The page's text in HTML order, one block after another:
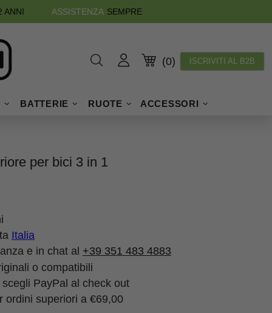
ANNI ASSISTENZA SEMPRE
(0) ISCRIVITI AL B2B
BATTERIE RUOTE ACCESSORI
per bici 3 in 1
Italia
e in chat al +39 351 483 4883
o compatibili
PayPal al check out
ordini superiori a €69,00